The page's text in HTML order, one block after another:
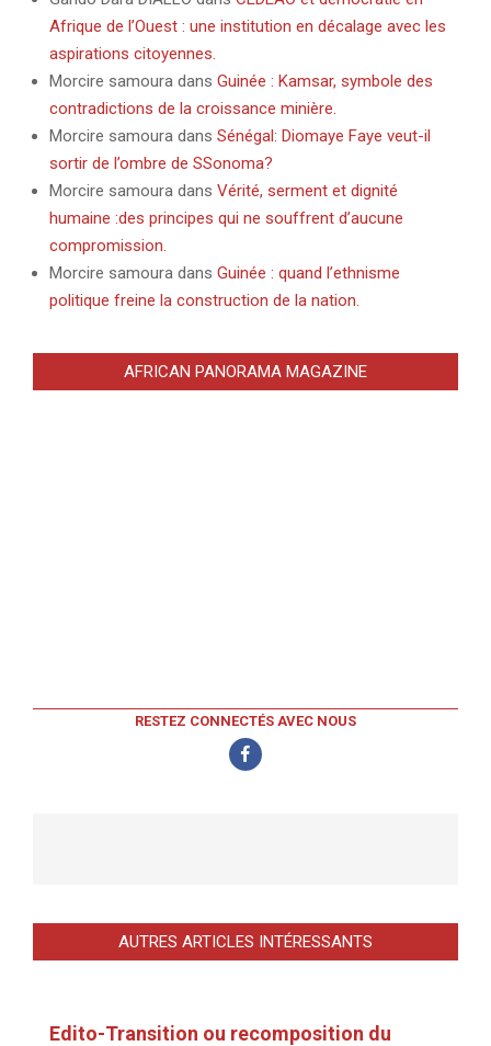
Afrique de l’Ouest : une institution en décalage avec les
aspirations citoyennes.
Morcire samoura dans Guinée : Kamsar, symbole des
contradictions de la croissance minière.
Morcire samoura dans Sénégal: Diomaye Faye veut-il
sortir de l’ombre de SSonoma?
Morcire samoura dans Vérité, serment et dignité
humaine :des principes qui ne souffrent d’aucune
compromission.
Morcire samoura dans Guinée : quand l’ethnisme
politique freine la construction de la nation.
AFRICAN PANORAMA MAGAZINE
RESTEZ CONNECTÉS AVEC NOUS
AUTRES ARTICLES INTÉRESSANTS
Edito-Transition ou recomposition du